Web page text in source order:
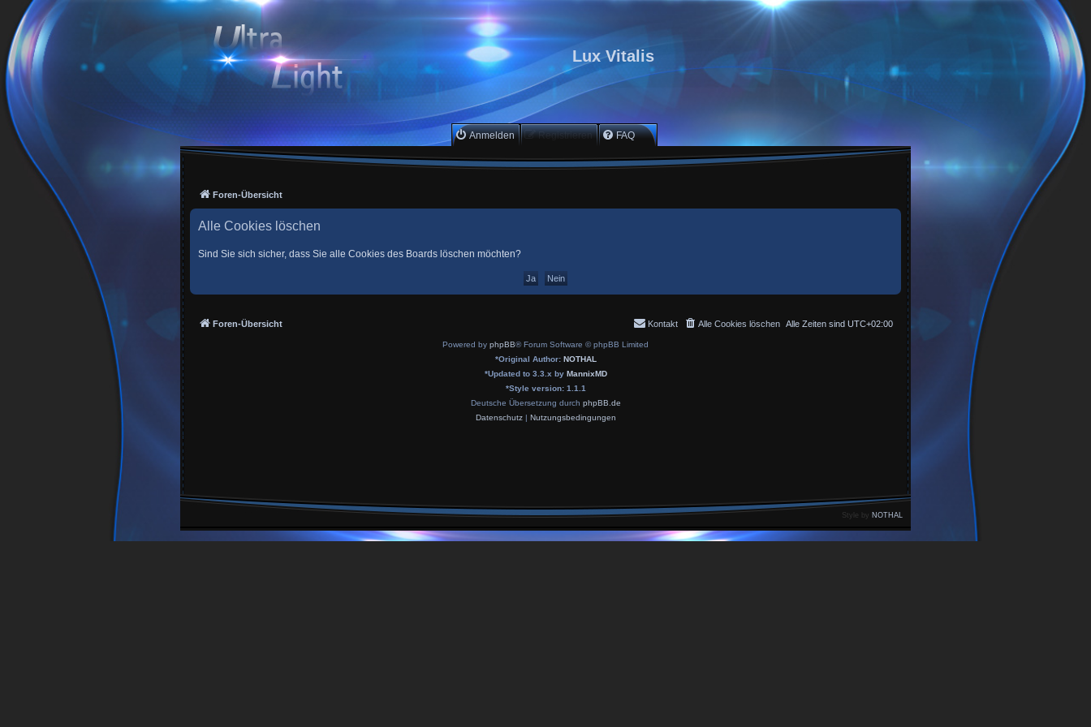
Lux Vitalis
Anmelden Registrieren FAQ
Foren-Übersicht
Alle Cookies löschen
Sind Sie sich sicher, dass Sie alle Cookies des Boards löschen möchten?
Foren-Übersicht Alle Zeiten sind UTC+02:00
Alle Cookies löschen
Kontakt
Powered by phpBB® Forum Software © phpBB Limited
*Original Author: NOTHAL
*Updated to 3.3.x by MannixMD
*Style version: 1.1.1
Deutsche Übersetzung durch phpBB.de
Datenschutz| Nutzungsbedingungen
Style by NOTHAL